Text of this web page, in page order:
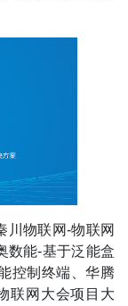
川物联网-物联网
数能-基于泛能盒
控制终端、华腾
联网大会项目大